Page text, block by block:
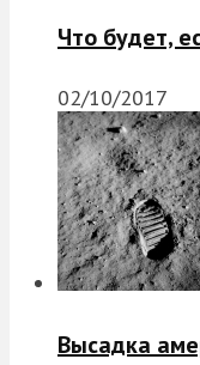
Что будет,
02/10/2017
Высадка